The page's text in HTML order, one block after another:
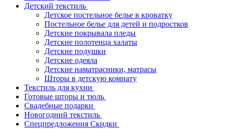
Детский текстиль
Детское постельное белье в кроватку
Постельное белье для детей и подростков
Детские покрывала пледы
Детские полотенца халаты
Детские подушки
Детские одеяла
Детские наматрасники, матрасы
Шторы в детскую комнату
Текстиль для кухни
Готовые шторы и тюль
Свадебные подарки
Новогодний текстиль
Спецпредложения Скидки